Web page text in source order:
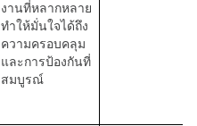
งานที่หลากหลาย
ทำให้มั่นใจได้ถึง
ความครอบคลุม
และการป้องกันที่
สมบูรณ์